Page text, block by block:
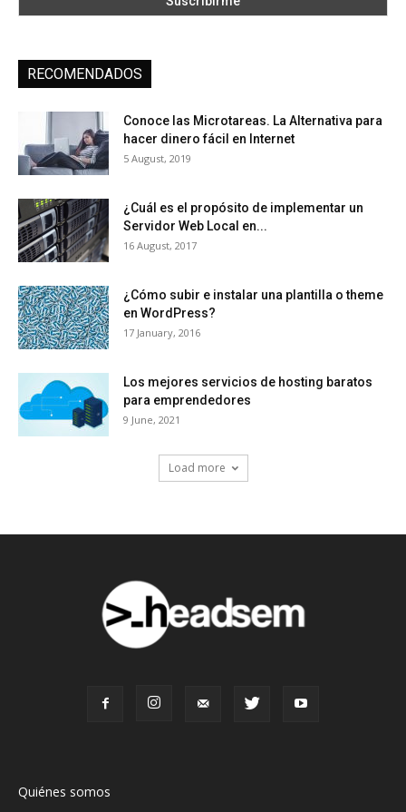
RECOMENDADOS
Conoce las Microtareas. La Alternativa para
hacer dinero fácil en Internet
5 August, 2019
¿Cuál es el propósito de implementar un
Servidor Web Local en...
16 August, 2017
¿Cómo subir e instalar una plantilla o theme
en WordPress?
17 January, 2016
Los mejores servicios de hosting baratos
para emprendedores
9 June, 2021
Load more
Quiénes somos